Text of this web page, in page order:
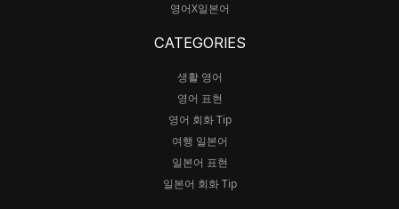
영어X일본어
CATEGORIES
생활 영어
영어 표현
영어 회화 Tip
여행 일본어
일본어 표현
일본어 회화 Tip